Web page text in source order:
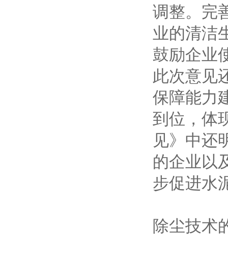
调整。完
业的清洁
鼓励企业
此次意见
保障能力
到位，体
见》中还
的企业以
步促进水
除尘技术